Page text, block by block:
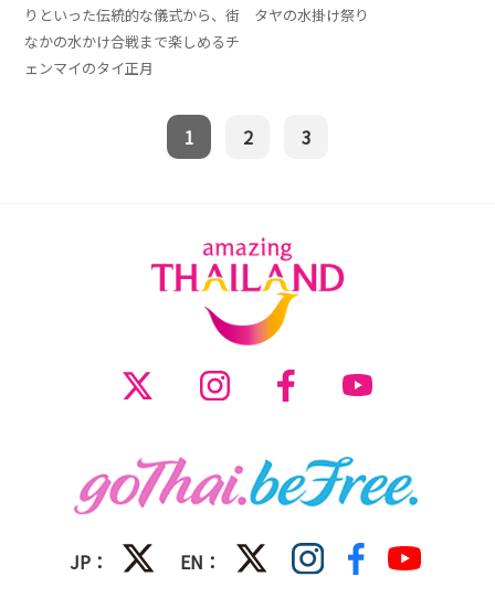
りといった伝統的な儀式から、街
なかの水かけ合戦まで楽しめるチ
ェンマイのタイ正月
タヤの水掛け祭り
1 2 3
JP： EN：